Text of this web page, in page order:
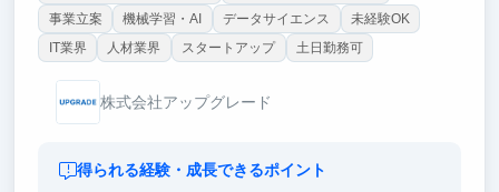
事業立案
機械学習・AI データサイエンス
未経験OK
IT業界
人材業界 スタートアップ 土日勤務可
株式会社アップグレード
得られる経験・成長できるポイント